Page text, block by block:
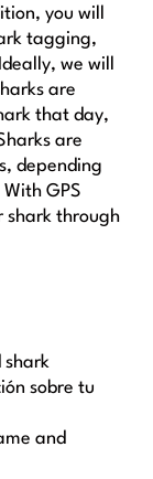
you will
tagging,
we will
are
that day,
are
depending
GPS
shark through
shark
sobre tu
and